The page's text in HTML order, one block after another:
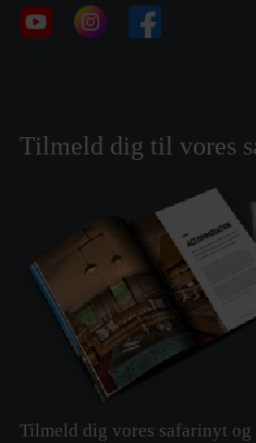
Tilmeld dig til vores
Tilmeld dig vores safarinyt